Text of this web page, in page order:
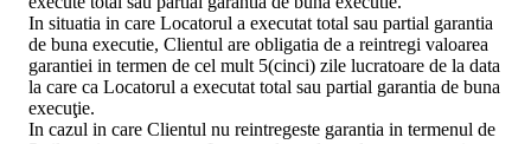
In situatia in care Locatorul a executat total sau partial garantia
de buna executie, Clientul are obligatia de a reintregi valoarea
garantiei in termen de cel mult 5(cinci) zile lucratoare de la data
la care ca Locatorul a executat total sau partial garantia de buna
execuţie.
In cazul in care Clientul nu reintregeste garantia in termenul de